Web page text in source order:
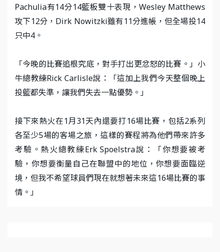
Pachulia有14分14籃板雙十表現，Wesley Matthews
攻下12分，Dirk Nowitzki雖有11分進帳，但全場投14
只中4。
「今晚的比賽追根究底，對手打出更忿怒的比賽。」小
牛總教練Rick Carlisle說：「這加上我們今天整個晚上
投籃都失準，讓我們失去一點優勢。」
接下來熱火在1月31天內還要打16場比賽，包括2系列
各至少5場的客場之旅，這樣的賽程將為他們帶來許多
考驗。熱火總教練Erk Spoelstra說：「你想要被考
驗，你想要衡量自己在聯盟中的地位，你想要面臨逆
境，但我不希望球員們現在就想著未來這16場比賽的事
情。」